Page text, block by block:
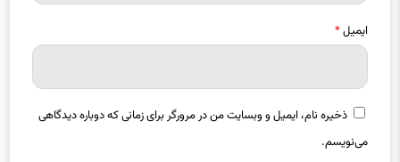
ایمیل*
ذخیره نام، ایمیل و وبسایت من در مرورگر برای زمانی که دوباره دیدگاهی
می‌نویسم.